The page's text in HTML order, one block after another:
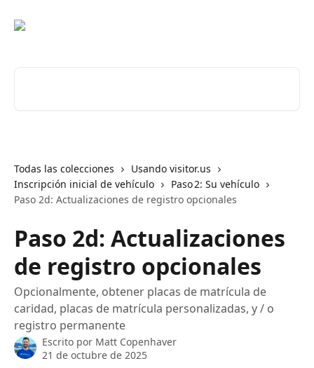
Todas las colecciones
Usando visitor.us
Inscripción inicial de vehículo
Paso 2: Su vehículo
Paso 2d: Actualizaciones de registro opcionales
Paso 2d: Actualizaciones
de registro opcionales
Opcionalmente, obtener placas de matrícula de
caridad, placas de matrícula personalizadas, y / o
registro permanente
Escrito por Matt Copenhaver
21 de octubre de 2025